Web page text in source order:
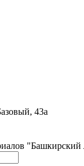
43а
"Башкирский